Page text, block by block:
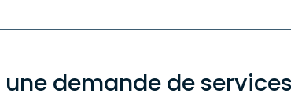
demande de